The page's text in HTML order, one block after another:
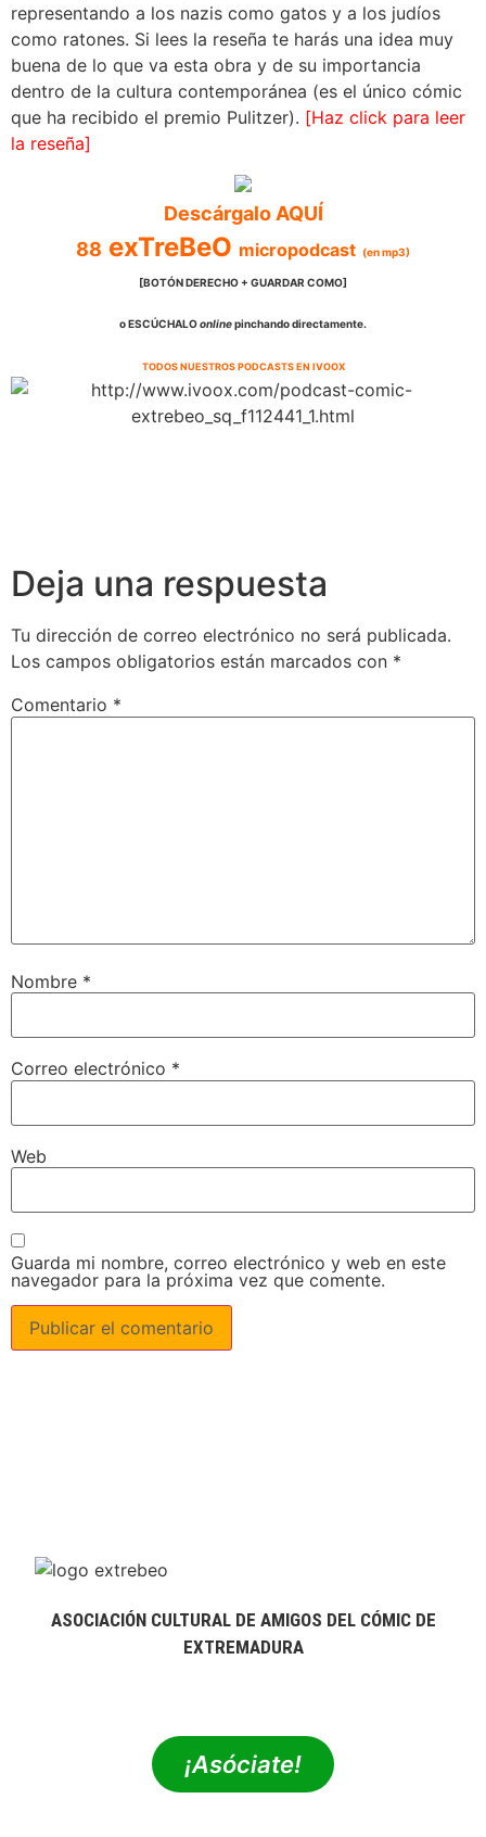
representando a los nazis como gatos y a los judíos
como ratones. Si lees la reseña te harás una idea muy
buena de lo que va esta obra y de su importancia
dentro de la cultura contemporánea (es el único cómic
que ha recibido el premio Pulitzer). [Haz click para leer
la reseña]
Descárgalo AQUÍ
88 exTreBeO micropodcast (en mp3)
[BOTÓN DERECHO + GUARDAR COMO]
o ESCÚCHALOonlinepinchando directamente.
TODOS NUESTROS PODCASTS EN IVOOX
Deja una respuesta
Tu dirección de correo electrónico no será publicada.
Los campos obligatorios están marcados con *
Comentario *
Nombre *
Correo electrónico *
Web
Guarda mi nombre, correo electrónico y web en este
navegador para la próxima vez que comente.
ASOCIACIÓN CULTURAL DE AMIGOS DEL CÓMIC DE
EXTREMADURA
¡Asóciate!